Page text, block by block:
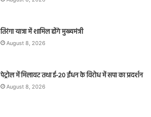
तिरंगा यात्रा में शामिल होंगे मुख्यमंत्री
August 8, 2026
पेट्रोल में मिलावट तथा ई-20 ईंधन के विरोध में सपा का प्रदर्शन
August 8, 2026